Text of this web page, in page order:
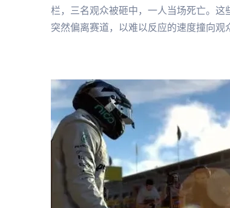
栏，三名观众被砸中，一人当场死亡。
突然偏离赛道，以难以反应的速度撞向观